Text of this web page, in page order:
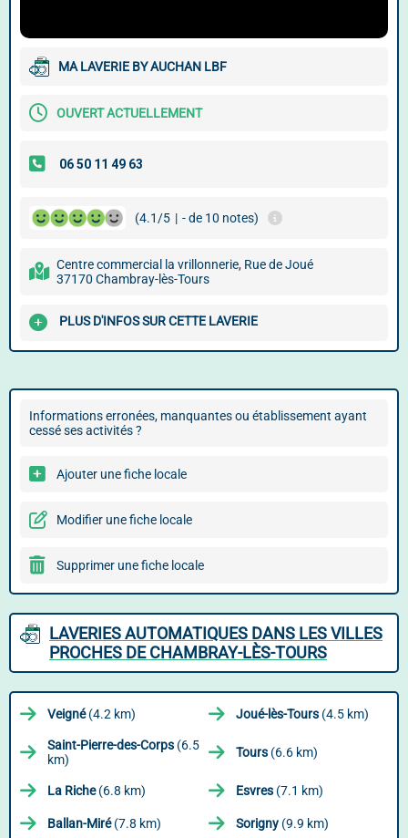
MA LAVERIE BY AUCHAN LBF
OUVERT ACTUELLEMENT
(4.1/5 | - de 10 notes)
Centre commercial la vrillonnerie, Rue de Joué
37170 Chambray-lès-Tours
PLUS D'INFOS SUR CETTE LAVERIE
Informations erronées, manquantes ou établissement ayant
cessé ses activités ?
Ajouter une fiche locale
Modifier une fiche locale
Supprimer une fiche locale
LAVERIES AUTOMATIQUES DANS LES VILLES
PROCHES DE CHAMBRAY-LÈS-TOURS
Veigné(4.2 km) Joué-lès-Tours (4.5 km)
Saint-Pierre-des-Corps (6.5
km)
Tours (6.6 km)
La Riche(6.8 km) Esvres (7.1 km)
Ballan-Miré(7.8 km) Sorigny (9.9 km)